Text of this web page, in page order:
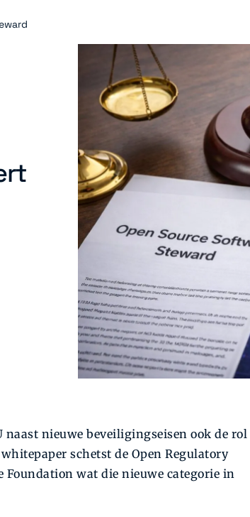
naast nieuwe beveiligingseisen ook de rol
schetst de Open Regulatory
Foundation wat die nieuwe categorie in